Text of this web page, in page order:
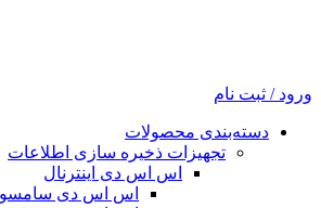
ورود / ثبت نام
دسته‌بندی محصولات
تجهیزات ذخیره سازی اطلاعات
اس اس دی اینترنال
اس اس دی